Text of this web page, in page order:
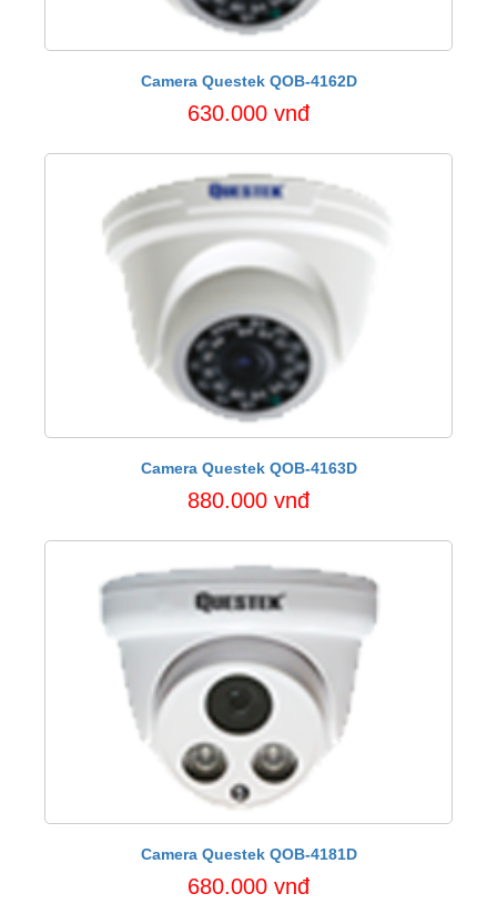
Camera Questek QOB-4162D
630.000 vnđ
Camera Questek QOB-4163D
880.000 vnđ
Camera Questek QOB-4181D
680.000 vnđ